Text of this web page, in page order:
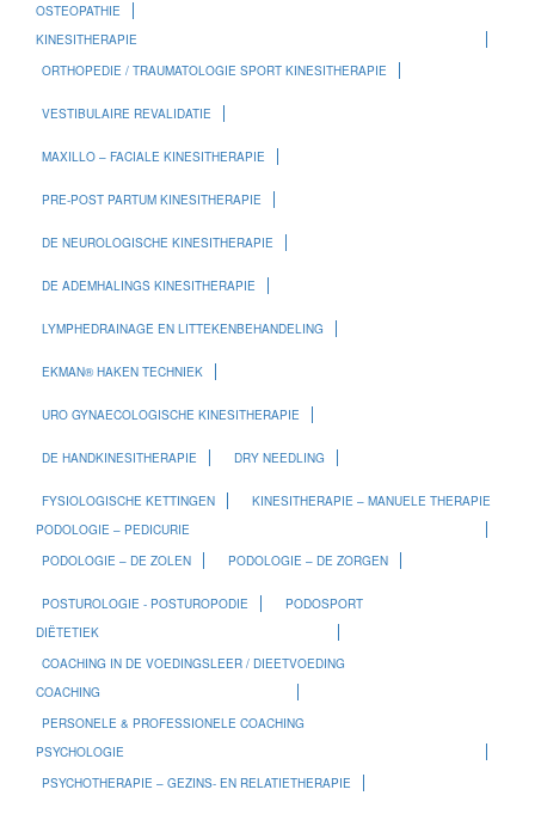
OSTEOPATHIE
KINESITHERAPIE
ORTHOPEDIE / TRAUMATOLOGIE SPORT KINESITHERAPIE
VESTIBULAIRE REVALIDATIE
MAXILLO – FACIALE KINESITHERAPIE
PRE-POST PARTUM KINESITHERAPIE
DE NEUROLOGISCHE KINESITHERAPIE
DE ADEMHALINGS KINESITHERAPIE
LYMPHEDRAINAGE EN LITTEKENBEHANDELING
EKMAN® HAKEN TECHNIEK
URO GYNAECOLOGISCHE KINESITHERAPIE
DE HANDKINESITHERAPIE DRY NEEDLING
FYSIOLOGISCHE KETTINGEN
KINESITHERAPIE – MANUELE THERAPIE
PODOLOGIE – PEDICURIE
PODOLOGIE – DE ZOLEN
PODOLOGIE – DE ZORGEN
POSTUROLOGIE - POSTUROPODIE
PODOSPORT
DIËTETIEK
COACHING IN DE VOEDINGSLEER / DIEETVOEDING
COACHING
PERSONELE & PROFESSIONELE COACHING
PSYCHOLOGIE
PSYCHOTHERAPIE – GEZINS- EN RELATIETHERAPIE